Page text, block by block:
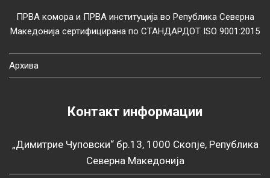
ПРВА комора и ПРВА институција во Република Северна
Македонија сертифицирана по СТАНДАРДОТ ISO 9001:2015
Архива
Контакт информации
„Димитрие Чуповски“ бр.13, 1000 Скопје, Република
Северна Македонија